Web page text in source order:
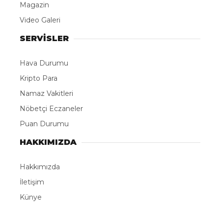
Magazin
Video Galeri
SERVİSLER
Hava Durumu
Kripto Para
Namaz Vakitleri
Nöbetçi Eczaneler
Puan Durumu
HAKKIMIZDA
Hakkımızda
İletişim
Künye